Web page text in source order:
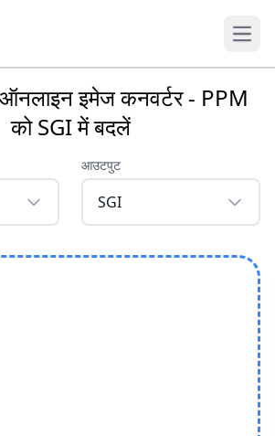
इमेज कनवर्टर - PPM
को SGI में बदलें
आउटपुट
SGI